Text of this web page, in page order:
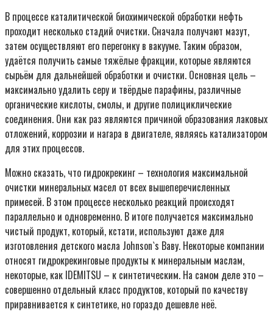
В процессе каталитической биохимической обработки нефть
проходит несколько стадий очистки. Сначала получают мазут,
затем осуществляют его перегонку в вакууме. Таким образом,
удаётся получить самые тяжёлые фракции, которые являются
сырьём для дальнейшей обработки и очистки. Основная цель –
максимально удалить серу и твёрдые парафины, различные
органические кислоты, смолы, и другие полициклические
соединения. Они как раз являются причиной образования лаковых
отложений, коррозии и нагара в двигателе, являясь катализатором
для этих процессов.
Можно сказать, что гидрокрекинг – технология максимальной
очистки минеральных масел от всех вышеперечисленных
примесей. В этом процессе несколько реакций происходят
параллельно и одновременно. В итоге получается максимально
чистый продукт, который, кстати, используют даже для
изготовления детского масла Johnson`s Ваву. Некоторые компании
относят гидрокрекинговые продукты к минеральным маслам,
некоторые, как IDEMITSU – к синтетическим. На самом деле это –
совершенно отдельный класс продуктов, который по качеству
приравнивается к синтетике, но гораздо дешевле неё.